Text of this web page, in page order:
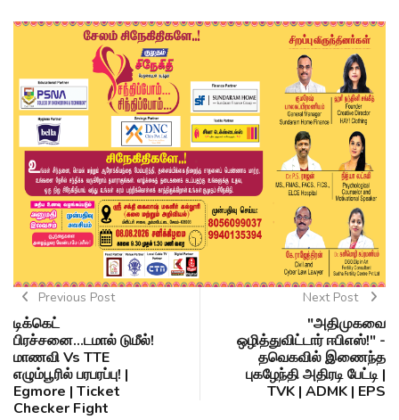
Previous Post
டிக்கெட்
பிரச்சனை...டமால் டுமீல்!
மாணவி Vs TTE
எழும்பூரில் பரபரப்பு! |
Egmore | Ticket
Checker Fight
Next Post
"அதிமுகவை
ஒழித்துவிட்டார் ஈபிஎஸ்!" -
தவெகவில் இணைந்த
புகழேந்தி அதிரடி பேட்டி |
TVK | ADMK | EPS